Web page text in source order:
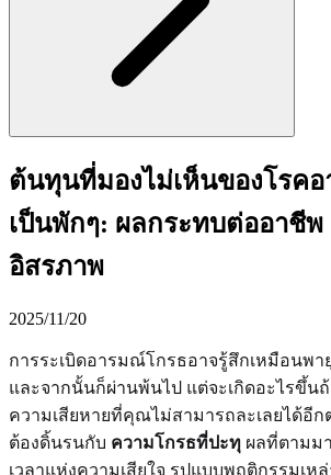
ต้นทุนที่มองไม่เห็นของโรค
เป็นพักๆ: ผลกระทบต่ออาชีพ
อิสรภาพ
2025/11/20
การระเบิดอารมณ์โกรธอาจรู้สึกเหมือนพา
และจากนั้นก็ผ่านพ้นไป แต่จะเกิดอะไรขึ้น
ความเสียหายที่คุณไม่สามารถละเลยได้อีก
ต้องดิ้นรนกับ ความโกรธที่ปะทุ ผลที่ตามม
เวลาแห่งความเสียใจ รูปแบบพฤติกรรมเห